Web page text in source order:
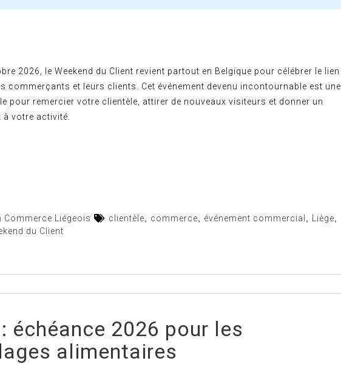
2026, le Weekend du Client revient partout en Belgique pour célébrer le lien
commerçants et leurs clients. Cet événement devenu incontournable est une
pour remercier votre clientèle, attirer de nouveaux visiteurs et donner un
votre activité.
Commerce Liégeois clientèle commerce événement commercial Liège
du Client
: échéance 2026 pour les
alimentaires